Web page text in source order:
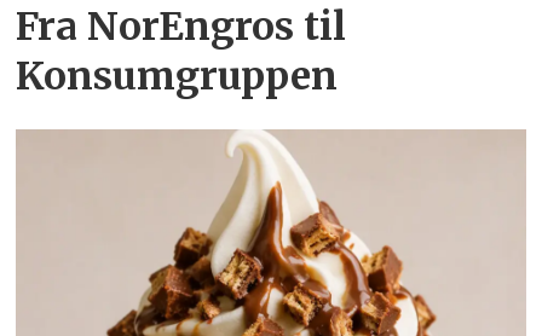
Fra NorEngros til
Konsumgruppen